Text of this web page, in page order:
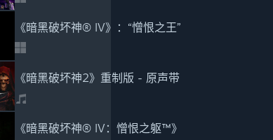
《暗黑破坏神® IV》：“憎恨之王”
《暗黑破坏神2》重制版 - 原声带
《暗黑破坏神® IV：憎恨之躯™》